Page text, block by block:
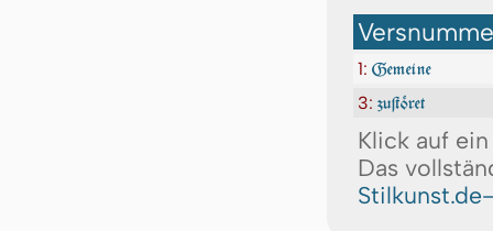
1: Gemeine
3: zuſtöret
Klick auf
Das